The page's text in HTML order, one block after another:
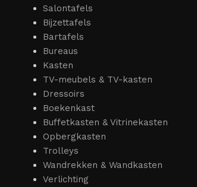
Salontafels
Bijzettafels
Bartafels
Bureaus
Kasten
TV-meubels & TV-kasten
Dressoirs
Boekenkast
Buffetkasten & Vitrinekasten
Opbergkasten
Trolleys
Wandrekken & Wandkasten
Verlichting